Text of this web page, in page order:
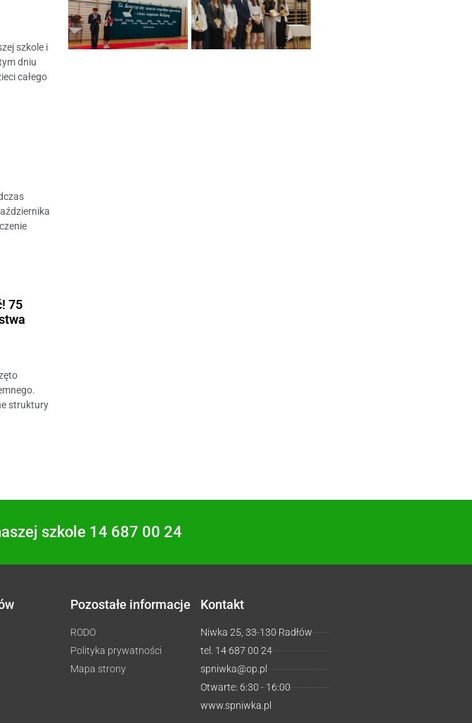
szkole i
dniu
całego
75
struktury
szkole 14 687 00 24
Pozostałe informacje
RODO
Polityka prywatności
Mapa strony
Kontakt
Niwka 25, 33-130 Radłów
tel. 14 687 00 24
spniwka@op.pl
Otwarte: 6:30 - 16:00
www.spniwka.pl